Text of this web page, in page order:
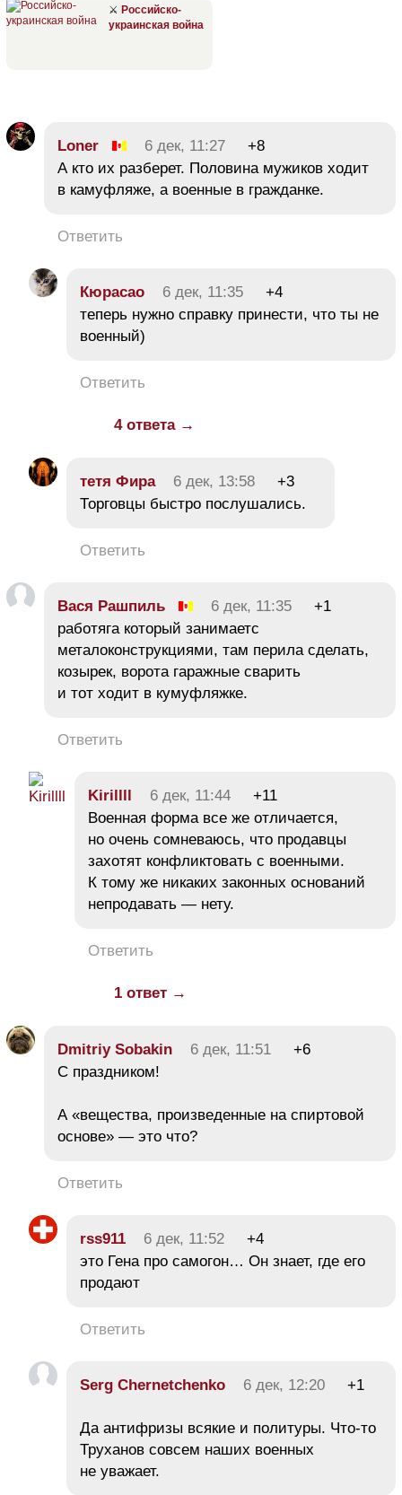
⚔ Российско-
украинская война
Loner 6 дек, 11:27
+8
А кто их разберет. Половина мужиков ходит
в камуфляже, а военные в гражданке.
Ответить
Кюрасао 6 дек, 11:35
+4
теперь нужно справку принести, что ты не
военный)
Ответить
4 ответа →
тетя Фира 6 дек, 13:58
+3
Торговцы быстро послушались.
Ответить
Вася Рашпиль 6 дек, 11:35
+1
работяга который занимаетс
металоконструкциями, там перила сделать,
козырек, ворота гаражные сварить
и тот ходит в кумуфляжке.
Ответить
Kirillll 6 дек, 11:44
+11
Военная форма все же отличается,
но очень сомневаюсь, что продавцы
захотят конфликтовать с военными.
К тому же никаких законных оснований
непродавать — нету.
Ответить
1 ответ →
Dmitriy Sobakin 6 дек, 11:51
+6
С праздником!
А «вещества, произведенные на спиртовой
основе» — это что?
Ответить
rss911 6 дек, 11:52
+4
это Гена про самогон… Он знает, где его
продают
Ответить
Serg Chernetchenko 6 дек, 12:20 +1
Да антифризы всякие и политуры. Что-то
Труханов совсем наших военных
не уважает.